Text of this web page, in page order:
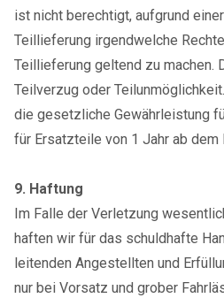
ist nicht berechtigt, aufgrund
Teillieferung irgendwelche
Teillieferung geltend zu machen.
Teilverzug oder
die gesetzliche Gewährleistung
für Ersatzteile von 1 Jahr ab dem
9. Haftung
Im Falle der Verletzung
haften wir für das schuldhafte
leitenden Angestellten und
nur bei Vorsatz und grober